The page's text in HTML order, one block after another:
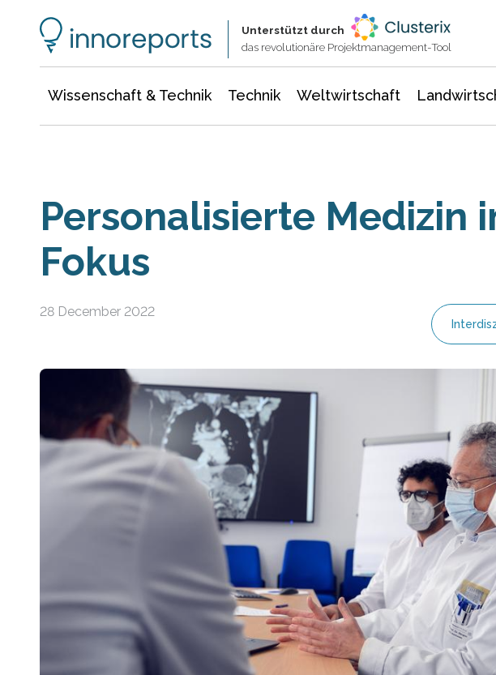
Unterstützt durch
das revolutionäre Projektmanagement-Tool
Wissenschaft & Technik Technik Weltwirtschaft
Personalisierte Medizin
Fokus
28 December 2022